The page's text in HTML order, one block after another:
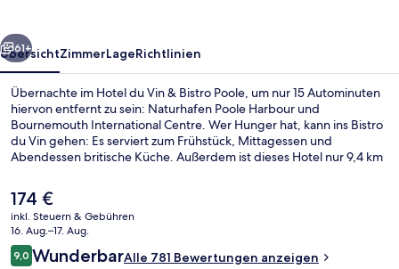
Weiter
61+
ÜbersichtZimmerLageRichtlinien
Übernachte im Hotel du Vin & Bistro Poole, um nur 15 Autominuten
hiervon entfernt zu sein: Naturhafen Poole Harbour und
Bournemouth International Centre. Wer Hunger hat, kann ins Bistro
du Vin gehen: Es serviert zum Frühstück, Mittagessen und
Abendessen britische Küche. Außerdem ist dieses Hotel nur 9,4 km
hilfsbereite Personal und die Lage sehr gut.
Der
aktuelle
Preis
beträgt
174 €.
174 €
inkl. Steuern & Gebühren
16. Aug.–17. Aug.
Bewertungen
9,09,0 von 10.
WunderbarAlle 781 Bewertungen anzeigen